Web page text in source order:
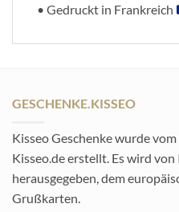
• Gedruckt in Frankreich
GESCHENKE.KISSEO
Kisseo Geschenke wurde
Kisseo.de erstellt. Es wird
herausgegeben, dem
Grußkarten.